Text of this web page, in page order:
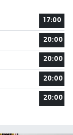
17:00
20:00
20:00
20:00
20:00